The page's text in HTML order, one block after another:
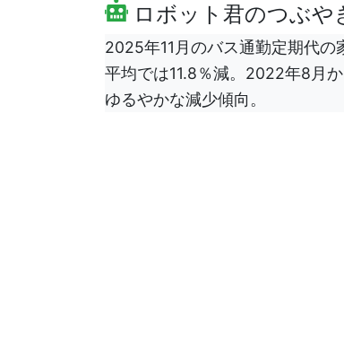
ロボット君のつぶや
2025年11月のバス通勤定期代
平均では11.8％減。2022年8月
ゆるやかな減少傾向。